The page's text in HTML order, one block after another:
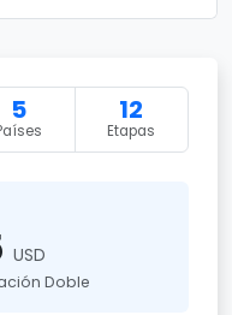
5 12
Etapas
USD
Doble